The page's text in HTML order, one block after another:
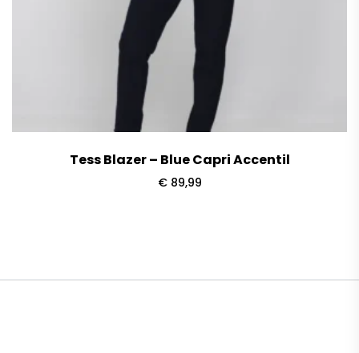
Tess Blazer – Blue Capri Accentil
€89,99